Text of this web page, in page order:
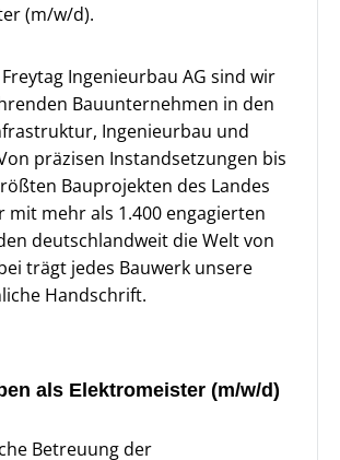
(m/w/d).
Ingenieurbau AG sind wir
Bauunternehmen in den
Ingenieurbau und
präzisen Instandsetzungen bis
Bauprojekten des Landes
mit mehr als 1.400 engagierten
deutschlandweit die Welt von
trägt jedes Bauwerk unsere
Handschrift.
als Elektromeister (m/w/d)
Betreuung der